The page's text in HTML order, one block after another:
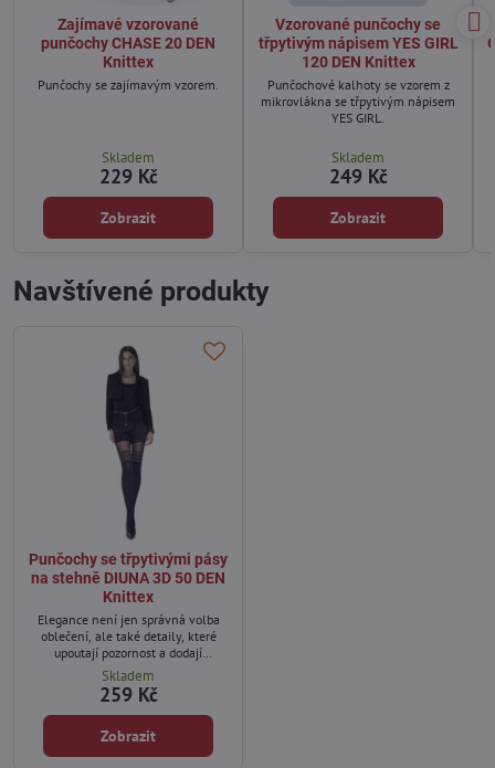
Zajímavé vzorované
punčochy CHASE 20 DEN
Knittex
Punčochy se zajímavým vzorem.
Skladem
229 Kč
Zobrazit
Vzorované punčochy se
třpytivým nápisem YES GIRL
120 DEN Knittex
Punčochové kalhoty se vzorem z
mikrovlákna se třpytivým nápisem
YES GIRL.
Skladem
249 Kč
Zobrazit
Navštívené produkty
Punčochy se třpytivými pásy
na stehně DIUNA 3D 50 DEN
Knittex
Elegance není jen správná volba
oblečení, ale také detaily, které
upoutají pozornost a dodají
charakter každému stylingu.
Skladem
259 Kč
Zobrazit